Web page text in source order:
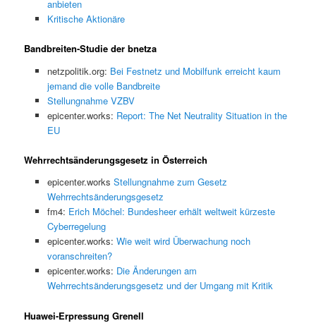
anbieten
Kritische Aktionäre
Bandbreiten-Studie der bnetza
netzpolitik.org: Bei Festnetz und Mobilfunk erreicht kaum
jemand die volle Bandbreite
Stellungnahme VZBV
epicenter.works: Report: The Net Neutrality Situation in the
EU
Wehrrechtsänderungsgesetz in Österreich
epicenter.works Stellungnahme zum Gesetz
Wehrrechtsänderungsgesetz
fm4: Erich Möchel: Bundesheer erhält weltweit kürzeste
Cyberregelung
epicenter.works: Wie weit wird Überwachung noch
voranschreiten?
epicenter.works: Die Änderungen am
Wehrrechtsänderungsgesetz und der Umgang mit Kritik
Huawei-Erpressung Grenell